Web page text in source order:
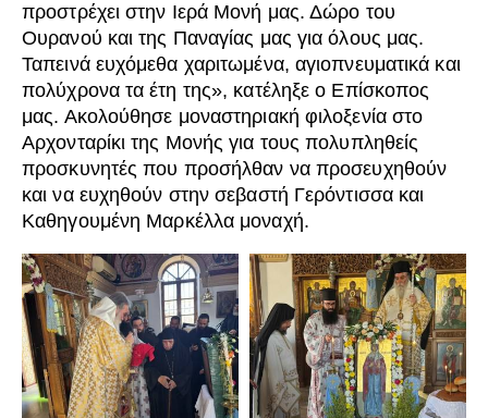
προστρέχει στην Ιερά Μονή μας. Δώρο του
Ουρανού και της Παναγίας μας για όλους μας.
Ταπεινά ευχόμεθα χαριτωμένα, αγιοπνευματικά και
πολύχρονα τα έτη της», κατέληξε ο Επίσκοπος
μας. Ακολούθησε μοναστηριακή φιλοξενία στο
Αρχονταρίκι της Μονής για τους πολυπληθείς
προσκυνητές που προσήλθαν να προσευχηθούν
και να ευχηθούν στην σεβαστή Γερόντισσα και
Καθηγουμένη Μαρκέλλα μοναχή.